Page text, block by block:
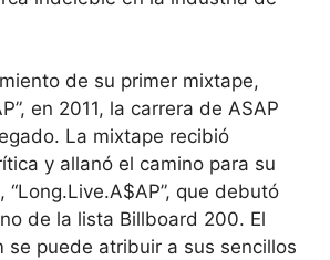
de su primer mixtape,
en 2011, la carrera de ASAP
La mixtape recibió
y allanó el camino para su
“Long.Live.A$AP”, que debutó
de la lista Billboard 200. El
se puede atribuir a sus sencillos